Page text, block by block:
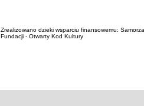
Zrealizowano dzieki wsparciu finansowemu:
Fundacji - Otwarty Kod Kultury